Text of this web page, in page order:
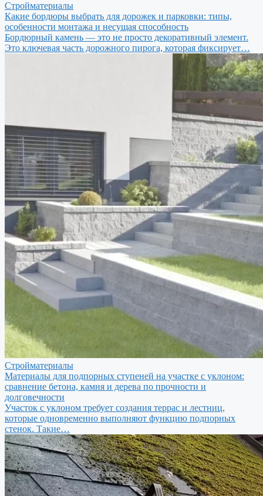
Стройматериалы
Какие бордюры выбрать для дорожек и парковки: типы,
особенности монтажа и несущая способность
Бордюрный камень — это не просто декоративный элемент.
Это ключевая часть дорожного пирога, которая фиксирует…
Стройматериалы
Материалы для подпорных ступеней на участке с уклоном:
сравнение бетона, камня и дерева по прочности и
долговечности
Участок с уклоном требует создания террас и лестниц,
которые одновременно выполняют функцию подпорных
стенок. Такие…